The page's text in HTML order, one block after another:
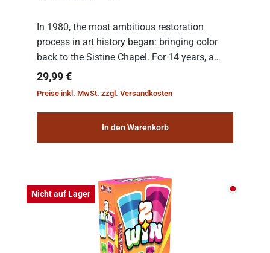
In 1980, the most ambitious restoration
process in art history began: bringing color
back to the Sistine Chapel. For 14 years, a
team of experts from the Vatican undertook
the meticulous job of cleaning and
Regulärer Preis:
29,99 €
Preise inkl. MwSt. zzgl. Versandkosten
In den Warenkorb
Nicht auf Lager Nicht